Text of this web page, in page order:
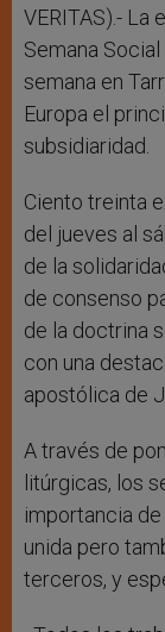
VERITAS).- La
Semana
semana en
Europa el
subsidiaridad.
Ciento treinta
del jueves al
de la
de consenso
de la doctrina
con una
apostólica de
A través de
litúrgicas, los
importancia
unida pero
terceros, y